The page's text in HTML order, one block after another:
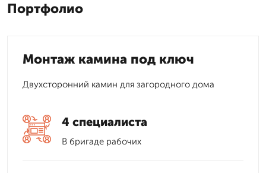
Портфолио
Монтаж камина под ключ
Двухсторонний камин для загородного дома
4 специалиста
В бригаде рабочих